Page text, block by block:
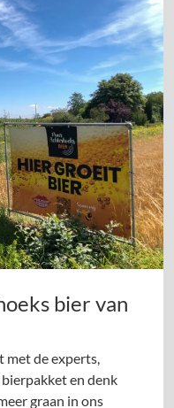
bier van
met de experts,
en denk
graan in ons